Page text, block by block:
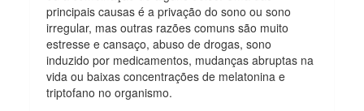
principais causas é a privação do sono ou sono
irregular, mas outras razões comuns são muito
estresse e cansaço, abuso de drogas, sono
induzido por medicamentos, mudanças abruptas na
vida ou baixas concentrações de melatonina e
triptofano no organismo.